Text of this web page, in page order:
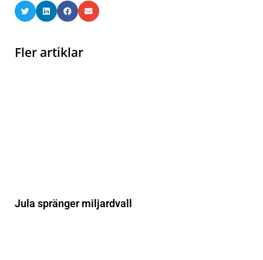
Fler artiklar
Jula spränger miljardvall